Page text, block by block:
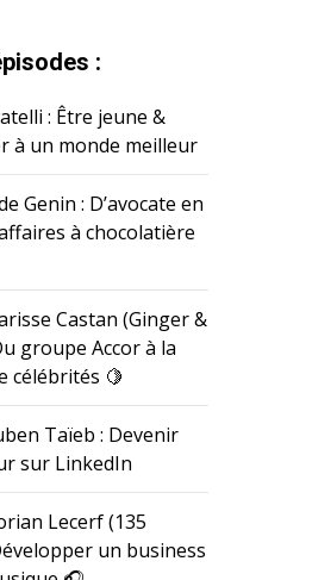
:
: Être jeune &
à un monde meilleur
Genin : D’avocate en
à chocolatière
Castan (Ginger &
groupe Accor à la
célébrités 🍋
Taïeb : Devenir
sur LinkedIn
Lecerf (135
un business